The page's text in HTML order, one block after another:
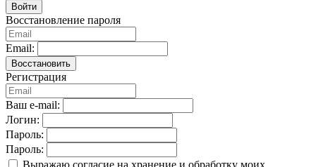
Войти
Восстановление пароля
Email:
Восстановить
Регистрация
Ваш e-mail:
Логин:
Пароль:
Пароль: